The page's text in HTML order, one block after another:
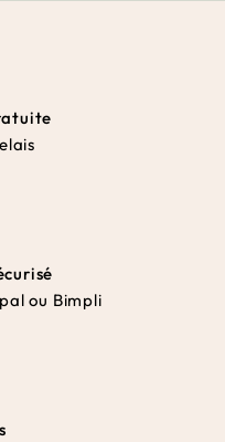
ou Bimpli